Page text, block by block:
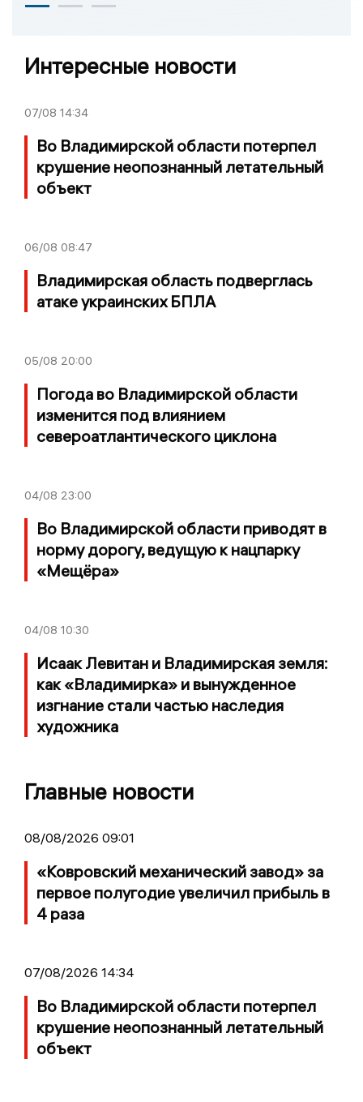
Интересные новости
07/08 14:34
Во Владимирской области потерпел
крушение неопознанный летательный
объект
06/08 08:47
Владимирская область подверглась
атаке украинских БПЛА
05/08 20:00
Погода во Владимирской области
изменится под влиянием
североатлантического циклона
04/08 23:00
Во Владимирской области приводят в
норму дорогу, ведущую к нацпарку
«Мещёра»
04/08 10:30
Исаак Левитан и Владимирская земля:
как «Владимирка» и вынужденное
изгнание стали частью наследия
художника
Главные новости
08/08/2026 09:01
«Ковровский механический завод» за
первое полугодие увеличил прибыль в
4 раза
07/08/2026 14:34
Во Владимирской области потерпел
крушение неопознанный летательный
объект